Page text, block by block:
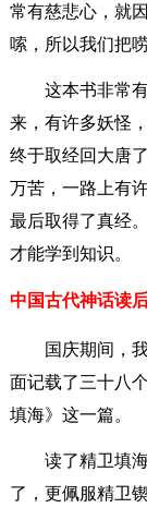
常有慈悲心，就
嗦，所以我们把
这本书非常
来，有许多妖怪
终于取经回大唐
万苦，一路上有
最后取得了真经
才能学到知识。
中国古代神话读
国庆期间，
面记载了三十八
填海》这一篇。
读了精卫填
了，更佩服精卫